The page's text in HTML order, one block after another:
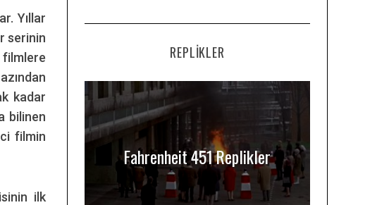
Yıllar
serinin
filmlere
kadar
bilinen
filmin
ilk
REPLIKLER
Fahrenheit 451 Replikler